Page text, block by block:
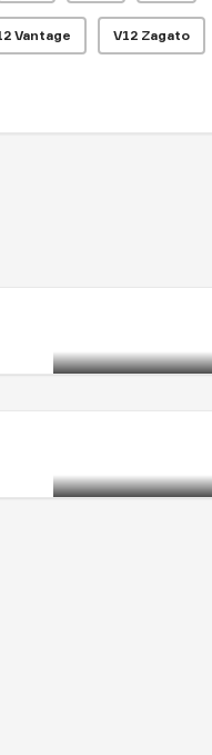
Vantage V12 Zagato
One-